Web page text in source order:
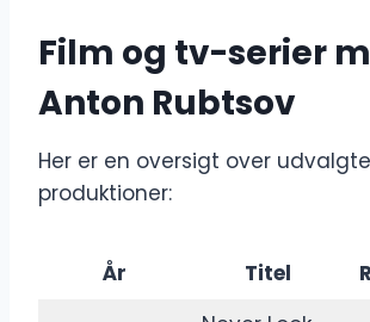
Film og tv-serier
Anton Rubtsov
Her er en oversigt over udvalgte
produktioner:
År Titel